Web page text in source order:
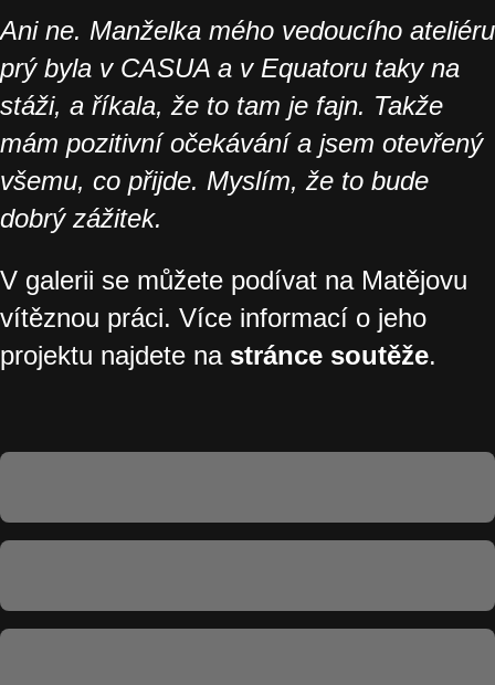
Ani ne. Manželka mého vedoucího ateliéru
prý byla v CASUA a v Equatoru taky na
stáži, a říkala, že to tam je fajn. Takže
mám pozitivní očekávání a jsem otevřený
všemu, co přijde. Myslím, že to bude
dobrý zážitek.
V galerii se můžete podívat na Matějovu
vítěznou práci. Více informací o jeho
projektu najdete na stránce soutěže.